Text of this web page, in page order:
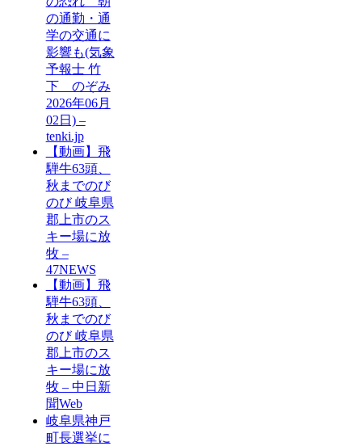
の通勤・通
学の交通に
影響も(気象
予報士 竹
下 のぞみ
2026年06月
02日) –
tenki.jp
【動画】飛
騨牛63頭、
秋までのび
のび 岐阜県
郡上市のス
キー場に放
牧 –
47NEWS
【動画】飛
騨牛63頭、
秋までのび
のび 岐阜県
郡上市のス
キー場に放
牧 – 中日新
聞Web
岐阜県神戸
町長選挙に